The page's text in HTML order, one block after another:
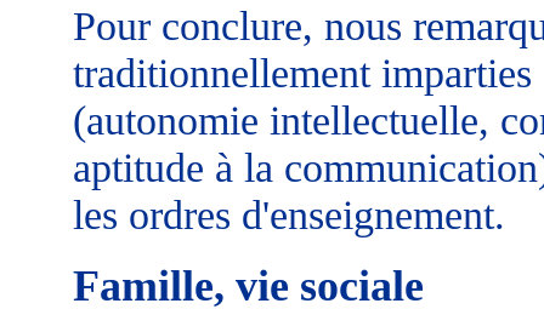
Pour conclure, nous
traditionnellement
(autonomie intellectuelle,
aptitude à la
les ordres d'enseignement.
Famille, vie sociale